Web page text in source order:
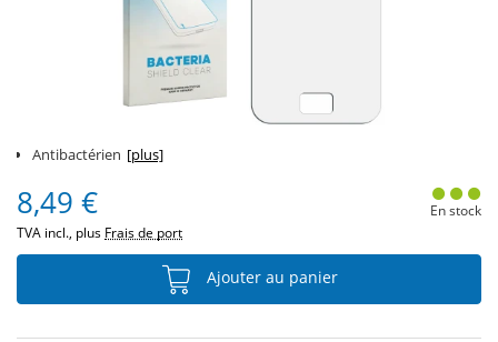
Antibactérien [plus]
8,49 €
TVA incl., plus Frais de port
En stock
Ajouter au panier